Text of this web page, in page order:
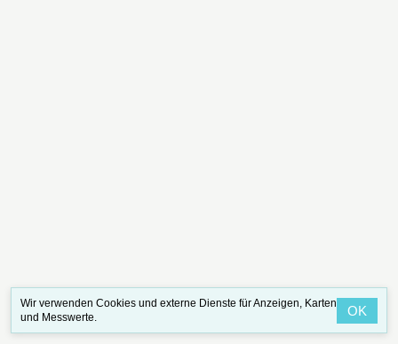
Wir verwenden Cookies und externe Dienste für Anzeigen, Karten
und Messwerte.
OK